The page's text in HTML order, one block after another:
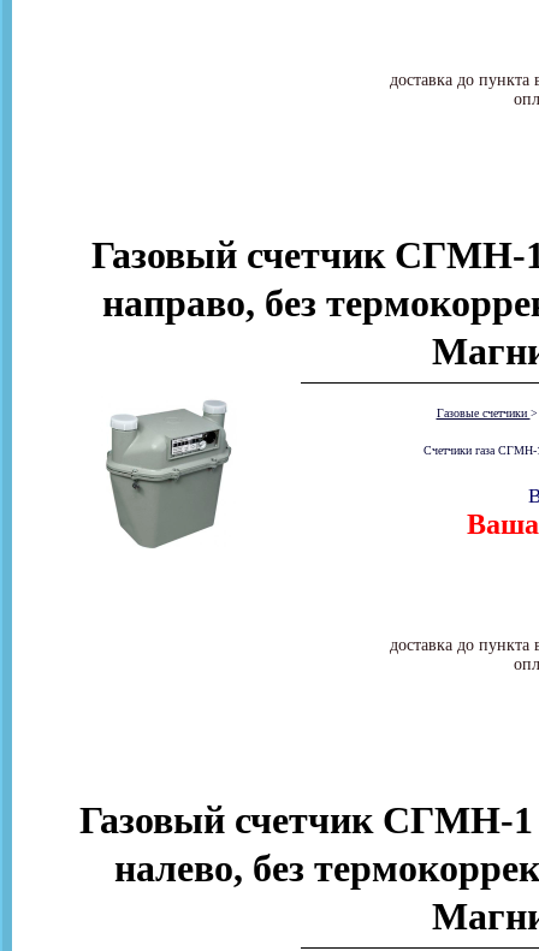
доставка до
Газовый счетчик СГМН-
направо, без
Газовые счетчики
Счетчики газа СГМН-
Ваша
доставка до
Газовый счетчик СГМН-1
налево, без